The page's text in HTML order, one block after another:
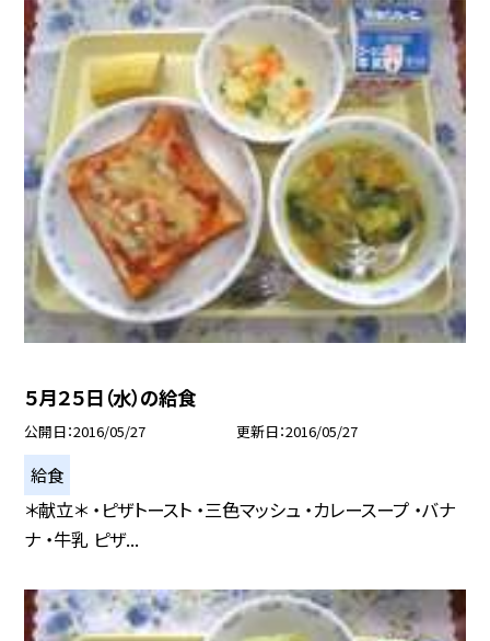
５月２５日（水）の給食
公開日 2016/05/27 更新日 2016/05/27
給食
＊献立＊ ・ピザトースト ・三色マッシュ ・カレースープ ・バナ
ナ ・牛乳 ピザ...